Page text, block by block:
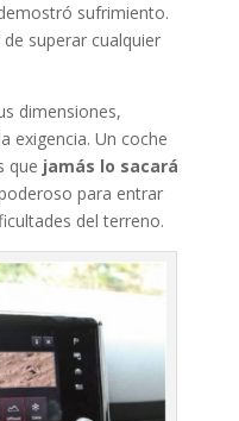
sufrimiento.
superar cualquier
dimensiones,
exigencia. Un coche
que jamás lo sacará
para entrar
del terreno.